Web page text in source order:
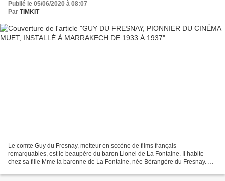
Publié le 05/06/2020 à 08:07
Par TIMKIT
Le comte Guy du Fresnay, metteur en sccène de films français
remarquables, est le beaupère du baron Lionel de La Fontaine. Il habite
chez sa fille Mme la baronne de La Fontaine, née Bèrangère du Fresnay. La